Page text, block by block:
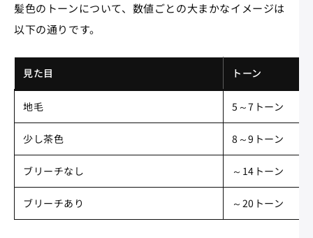
髪色のトーンについて、数値ごとの大まかなイメージは
以下の通りです。
見た目 トーン
地毛 5～7トーン
少し茶色 8～9トーン
ブリーチなし ～14トーン
ブリーチあり ～20トーン